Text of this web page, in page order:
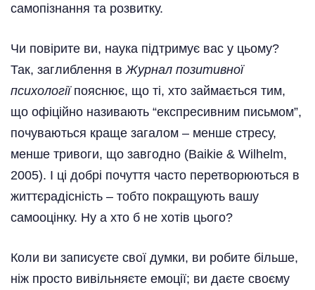
самопізнання та розвитку.
Чи повірите ви, наука підтримує вас у цьому?
Так, заглиблення в Журнал позитивної
психологіїпояснює, що ті, хто займається тим,
що офіційно називають “експресивним письмом”,
почуваються краще загалом – менше стресу,
менше тривоги, що завгодно (Baikie & Wilhelm,
2005). І ці добрі почуття часто перетворюються в
життєрадісність – тобто покращують вашу
самооцінку. Ну а хто б не хотів цього?
Коли ви записуєте свої думки, ви робите більше,
ніж просто вивільняєте емоції; ви даєте своєму